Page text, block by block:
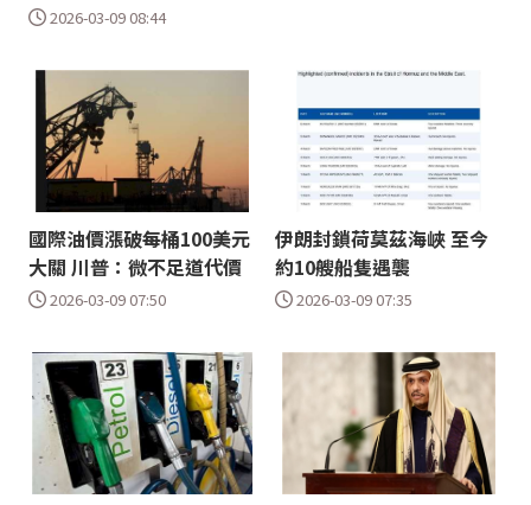
2026-03-09 08:44
國際油價漲破每桶100美元
大關 川普：微不足道代價
2026-03-09 07:50
伊朗封鎖荷莫茲海峽 至今
約10艘船隻遇襲
2026-03-09 07:35